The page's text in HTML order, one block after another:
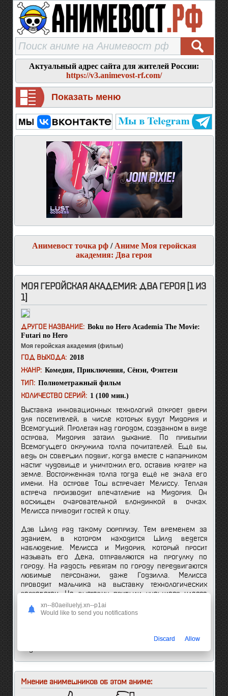
Актуальный адрес сайта для жителей России:
https://v3.animevost-rf.com/
Показать меню
Анимевост точка рф/ Аниме Моя геройская
академия: Два героя
МОЯ ГЕРОЙСКАЯ АКАДЕМИЯ: ДВА ГЕРОЯ [1 ИЗ
1]
ДРУГОЕ НАЗВАНИЕ: Boku no Hero Academia The Movie:
Futari no Hero
Моя геройская академия (фильм)
ГОД ВЫХОДА: 2018
ЖАНР: Комедия, Приключения, Сёнэн, Фэнтези
ТИП: Полнометражный фильм
КОЛИЧЕСТВО СЕРИЙ: 1 (100 мин.)
Выставка инновационных технологий откроет двери
для посетителей, в числе которых будут Мидория и
Всемогущий. Пролетая над городом, созданном в виде
острова, Мидория затаил дыхание. По прибытии
Всемогущего окружила толпа почитателей. Ещё бы,
ведь он совершил подвиг, когда вместе с напарником
настиг чудовище и уничтожил его, оставив кратер на
земле. Восторженная толпа тогда ещё не знала его
имени. На острове Тош встречает Мелиссу. Теплая
встреча производит впечатление на Мидория. Он
восхищен очаровательной блондинкой в очках.
Мелисса приводит гостей к отцу.
Дэв Шилд рад такому сюрпризу. Тем временем за
зданием, в котором находится Шилд ведется
наблюдение. Мелисса и Мидория, который просит
называть его Дека, отправляются на прогулку по
городу. На радость ребятам по городу передвигаются
любимые персонажи, даже Годзилла. Мелисса
проводит мальчика на выставку технологических
разработок. На выставку прибыли учащиеся класса
А-1, чем смутили Мидория. Помощь одноклассников
не помешает. На город будет совершено нападение.
становиться героем, ведь Тош и Дэв нуждаются в
Мнение анимешников об этом аниме:
xn--80aeiluelyj.xn--p1ai
Would like to send you notifications
Discard Allow